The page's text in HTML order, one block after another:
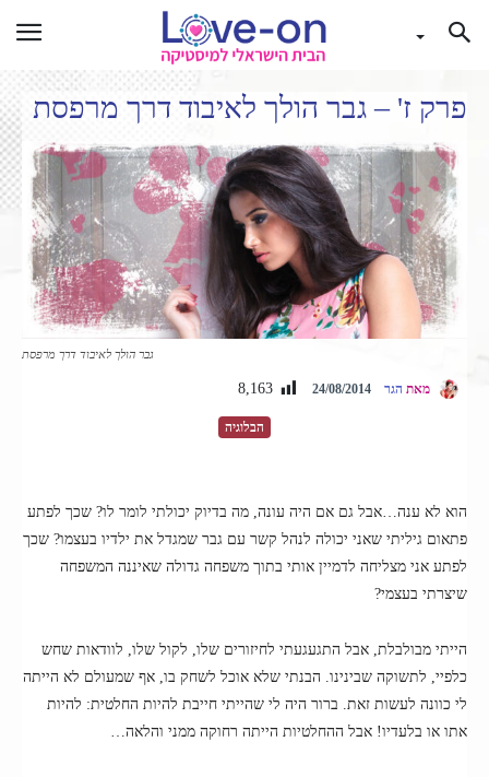
פרק ז' – גבר הולך לאיבוד דרך מרפסת
גבר הולך לאיבוד דרך מרפסת
הבלוגיה
מאת הגר 24/08/2014
8,163
הוא לא ענה…אבל גם אם היה עונה, מה בדיוק יכולתי לומר לו? שכך לפתע
פתאום גיליתי שאני יכולה לנהל קשר עם גבר שמגדל את ילדיו בעצמו? שכך
לפתע אני מצליחה לדמיין אותי בתוך משפחה גדולה שאיננה המשפחה
שיצרתי בעצמי?
הייתי מבולבלת, אבל התגעגעתי לחיזורים שלו, לקול שלו, לוודאות שחש
כלפיי, לתשוקה שבינינו. הבנתי שלא אוכל לשחק בו, אף שמעולם לא הייתה
לי כוונה לעשות זאת. ברור היה לי שהייתי חייבת להיות החלטית: להיות
אתו או בלעדיו! אבל ההחלטיות הייתה רחוקה ממני והלאה…